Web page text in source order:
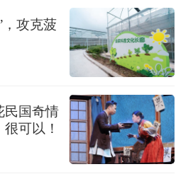
，攻克菠
民国奇情
可以！